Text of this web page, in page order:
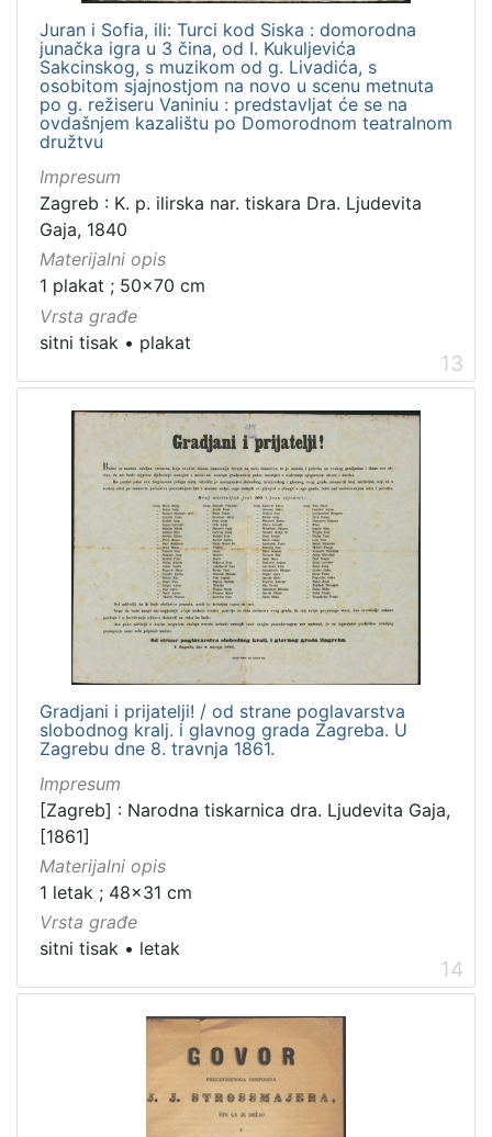
Juran i Sofia, ili: Turci kod Siska : domorodna
junačka igra u 3 čina, od I. Kukuljevića
Sakcinskog, s muzikom od g. Livadića, s
osobitom sjajnostjom na novo u scenu metnuta
po g. režiseru Vaniniu : predstavljat će se na
ovdašnjem kazalištu po Domorodnom teatralnom
družtvu
Impresum
Zagreb : K. p. ilirska nar. tiskara Dra. Ljudevita
Gaja, 1840
Materijalni opis
1 plakat ; 50x70 cm
Vrsta građe
sitni tisak • plakat
13
Gradjani i prijatelji! / od strane poglavarstva
slobodnog kralj. i glavnog grada Zagreba. U
Zagrebu dne 8. travnja 1861.
Impresum
[Zagreb] : Narodna tiskarnica dra. Ljudevita Gaja,
[1861]
Materijalni opis
1 letak ; 48x31 cm
Vrsta građe
sitni tisak • letak
14